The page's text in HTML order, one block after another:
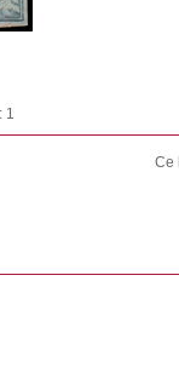
1
Ce